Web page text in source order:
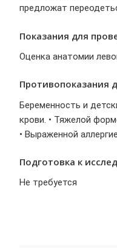
предложат
Показания для
Оценка анатомии
Противопоказания
Беременность и
крови. • Тяжелой
• Выраженной
Подготовка к
Не требуется